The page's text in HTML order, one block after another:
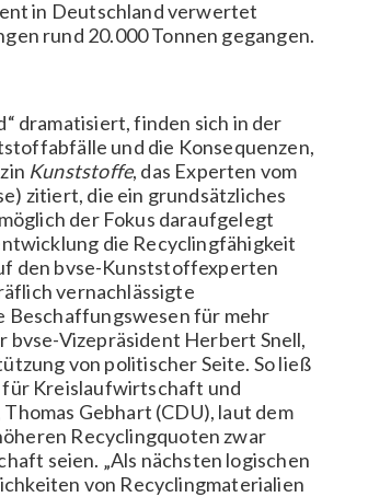
in Deutschland verwertet
rund 20.000 Tonnen gegangen.
dramatisiert, finden sich in der
und die Konsequenzen,
Kunststoffe, das Experten vom
zitiert, die ein grundsätzliches
der Fokus daraufgelegt
die Recyclingfähigkeit
den bvse-Kunststoffexperten
vernachlässigte
Beschaffungswesen für mehr
Vizepräsident Herbert Snell,
von politischer Seite. So ließ
Kreislaufwirtschaft und
Gebhart (CDU), laut dem
Recyclingquoten zwar
seien. „Als nächsten logischen
von Recyclingmaterialien